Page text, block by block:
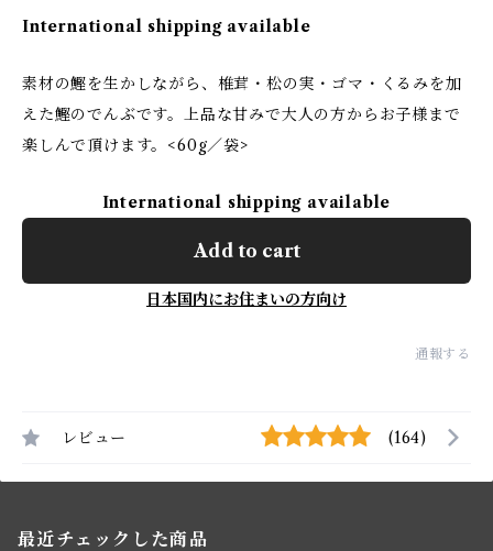
International shipping available
素材の鰹を生かしながら、椎茸・松の実・ゴマ・くるみを加
えた鰹のでんぶです。上品な甘みで大人の方からお子様まで
楽しんで頂けます。<60g／袋>
International shipping available
Add to cart
日本国内にお住まいの方向け
通報する
レビュー (164)
最近チェックした商品